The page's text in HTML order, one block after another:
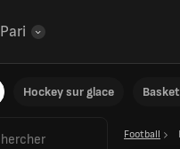
Pari
Hockey sur glace
Football